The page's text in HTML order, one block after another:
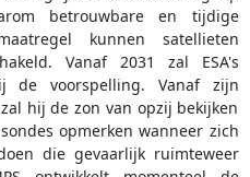
betrouwbare en tijdige
kunnen satellieten
Vanaf 2031 zal ESA's
de voorspelling. Vanaf zijn
hij de zon van opzij bekijken
opmerken wanneer zich
die gevaarlijk ruimteweer